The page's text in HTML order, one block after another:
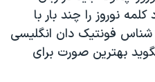
نوروز را چند بار با
فونتیک دان انگلیسی
بهترین صورت برای